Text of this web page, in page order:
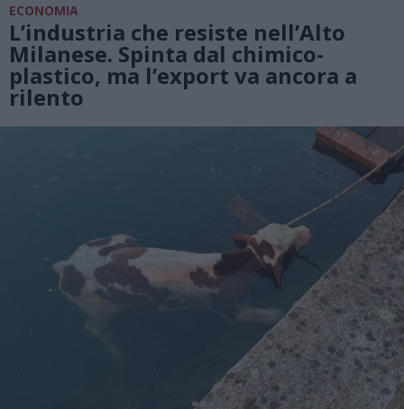
ECONOMIA
L’industria che resiste nell’Alto
Milanese. Spinta dal chimico-
plastico, ma l’export va ancora a
rilento